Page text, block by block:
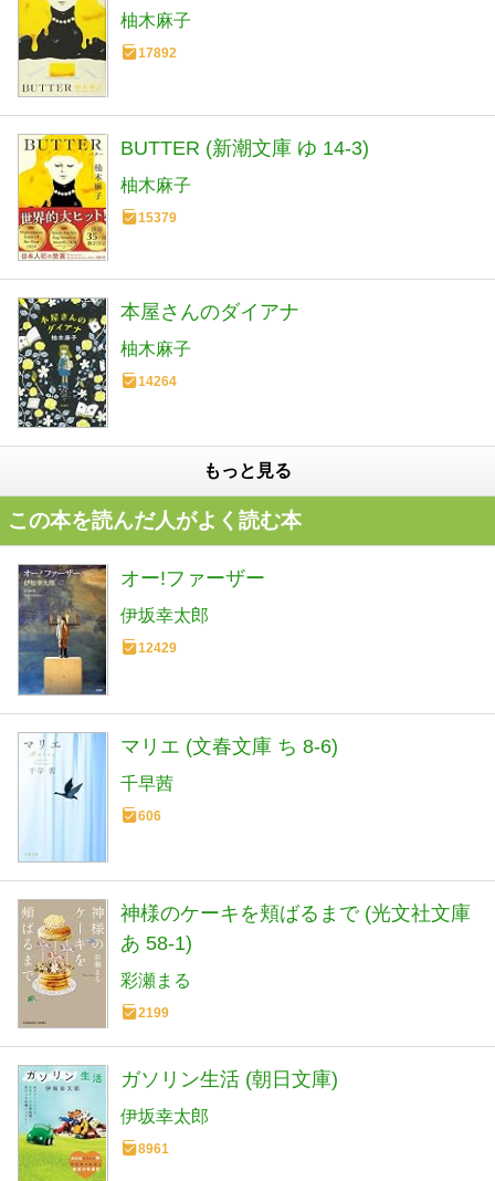
柚木麻子
17892
BUTTER (新潮文庫 ゆ 14-3)
柚木麻子
15379
本屋さんのダイアナ
柚木麻子
14264
もっと見る
この本を読んだ人がよく読む本
オー!ファーザー
伊坂幸太郎
12429
マリエ (文春文庫 ち 8-6)
千早茜
606
神様のケーキを頬ばるまで (光文社文庫
あ 58-1)
彩瀬まる
2199
ガソリン生活 (朝日文庫)
伊坂幸太郎
8961